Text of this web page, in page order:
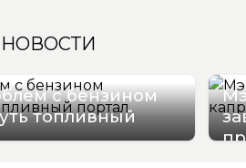
с бензином
топливный